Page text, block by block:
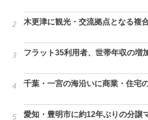
木更津に観光・交流拠点となる複
フラット35利用者、世帯年収の増
千葉・一宮の海沿いに商業・住宅
愛知・豊明市に約12年ぶりの分譲